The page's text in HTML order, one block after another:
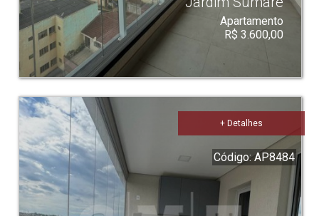
Apartamento
R$ 3.600,00
+ Detalhes
Código: AP8484